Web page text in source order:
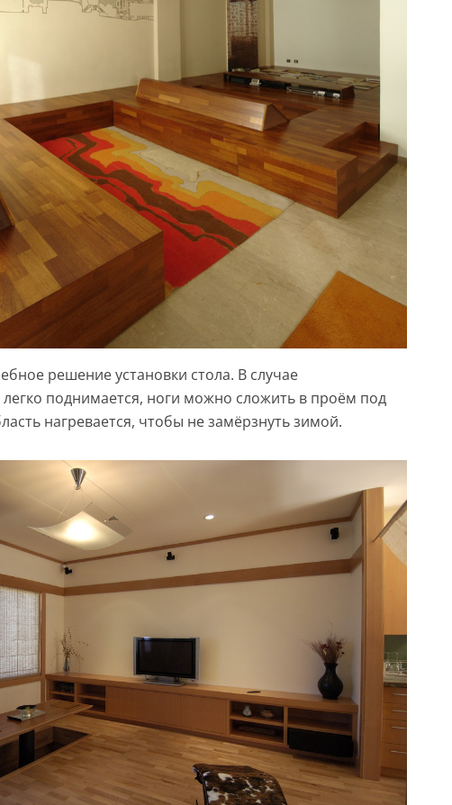
решение установки стола. В случае
поднимается, ноги можно сложить в проём под
нагревается, чтобы не замёрзнуть зимой.